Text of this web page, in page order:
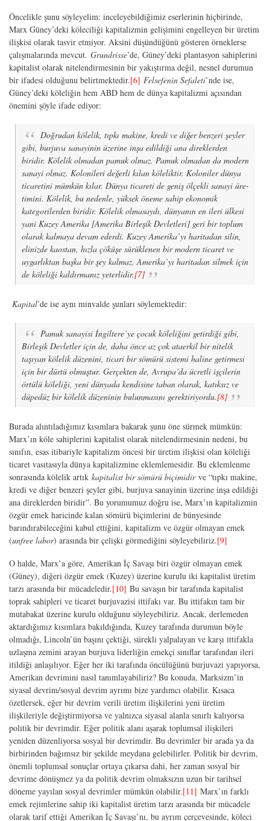
Öncelikle şunu söyleyelim: inceleyebildiğimiz eserlerinin hiçbirinde,
Marx Güney’deki köleciliği kapitalizmin gelişimini engelleyen bir üretim
ilişkisi olarak tasvir etmiyor. Aksini düşündüğünü gösteren örneklerse
çalışmalarında mevcut. Grundrisse’de, Güney’deki plantasyon sahiplerini
kapitalist olarak nitelendirmesinin bir yakıştırma değil, nesnel durumun
bir ifadesi olduğunu belirtmektedir.[6] Felsefenin Sefaleti’nde ise,
Güney’deki köleliğin hem ABD hem de dünya kapitalizmi açısından
önemini şöyle ifade ediyor:
Doğrudan kölelik, tıpkı makine, kredi ve diğer benzeri şeyler
gibi, burjuva sanayinin üzerine inşa edildiği ana direklerden
biridir. Kölelik olmadan pamuk olmaz. Pamuk olmadan da modern
sanayi olmaz. Kolonileri değerli kılan köleliktir. Koloniler dünya
ticaretini mümkün kılar. Dünya ticareti de geniş ölçekli sanayi üre-
timini. Kölelik, bu nedenle, yüksek öneme sahip ekonomik
kategorilerden biridir. Kölelik olmasaydı, dünyanın en ileri ülkesi
yani Kuzey Amerika [Amerika Birleşik Devletleri] geri bir toplum
olarak kalmaya devam ederdi. Kuzey Amerika’yı haritadan silin,
elinizde kaostan, hızla çöküşe sürüklenen bir modern ticaret ve
uygarlıktan başka bir şey kalmaz. Amerika’yı haritadan silmek için
de köleliği kaldırmanız yeterlidir.[7]
Kapital’de ise aynı minvalde şunları söylemektedir:
Pamuk sanayisi İngiltere’ye çocuk köleliğini getirdiği gibi,
Birleşik Devletler için de, daha önce az çok ataerkil bir nitelik
taşıyan kölelik düzenini, ticari bir sömürü sistemi haline getirmesi
için bir dürtü olmuştur. Gerçekten de, Avrupa’da ücretli işçilerin
örtülü köleliği, yeni dünyada kendisine taban olarak, katıksız ve
düpedüz bir kölelik düzeninin bulunmasını gerektiriyordu.[8]
Burada alıntıladığımız kısımlara bakarak şunu öne sürmek mümkün:
Marx’ın köle sahiplerini kapitalist olarak nitelendirmesinin nedeni, bu
sınıfın, esas itibariyle kapitalizm öncesi bir üretim ilişkisi olan köleliği
ticaret vasıtasıyla dünya kapitalizmine eklemlemesidir. Bu eklemlenme
sonrasında kölelik artık kapitalist bir sömürü biçimidirve “tıpkı makine,
kredi ve diğer benzeri şeyler gibi, burjuva sanayinin üzerine inşa edildiği
ana direklerden biridir”. Bu yorumumuz doğru ise, Marx’ın kapitalizmin
özgür emek haricinde kalan sömürü biçimlerini de bünyesinde
barındırabileceğini kabul ettiğini, kapitalizm ve özgür olmayan emek
(unfree labor) arasında bir çelişki görmediğini söyleyebiliriz.[9]
O halde, Marx’a göre, Amerikan İç Savaşı biri özgür olmayan emek
(Güney), diğeri özgür emek (Kuzey) üzerine kurulu iki kapitalist üretim
tarzı arasında bir mücadeledir.[10] Bu savaşın bir tarafında kapitalist
toprak sahipleri ve ticaret burjuvazisi ittifakı var. Bu ittifakın tam bir
mutabakat üzerine kurulu olduğunu söyleyebiliriz. Ancak, derlemeden
aktardığımız kısımlara bakıldığında, Kuzey tarafında durumun böyle
olmadığı, Lincoln’ün başını çektiği, sürekli yalpalayan ve karşı ittifakla
uzlaşma zemini arayan burjuva liderliğin emekçi sınıflar tarafından ileri
itildiği anlaşılıyor. Eğer her iki tarafında öncülüğünü burjuvazi yapıyorsa,
Amerikan devrimini nasıl tanımlayabiliriz? Bu konuda, Marksizm’in
siyasal devrim/sosyal devrim ayrımı bize yardımcı olabilir. Kısaca
özetlersek, eğer bir devrim verili üretim ilişkilerini yeni üretim
ilişkileriyle değiştirmiyorsa ve yalnızca siyasal alanla sınırlı kalıyorsa
politik bir devrimdir. Eğer politik alanı aşarak toplumsal ilişkileri
yeniden düzenliyorsa sosyal bir devrimdir. Bu devrimler bir arada ya da
birbirinden bağımsız bir şekilde meydana gelebilirler. Politik bir devrim,
önemli toplumsal sonuçlar ortaya çıkarsa dahi, her zaman sosyal bir
devrime dönüşmez ya da politik devrim olmaksızın uzun bir tarihsel
döneme yayılan sosyal devrimler mümkün olabilir.[11] Marx’ın farklı
emek rejimlerine sahip iki kapitalist üretim tarzı arasında bir mücadele
olarak tarif ettiği Amerikan İç Savaşı’nı, bu ayrım çerçevesinde, köleci